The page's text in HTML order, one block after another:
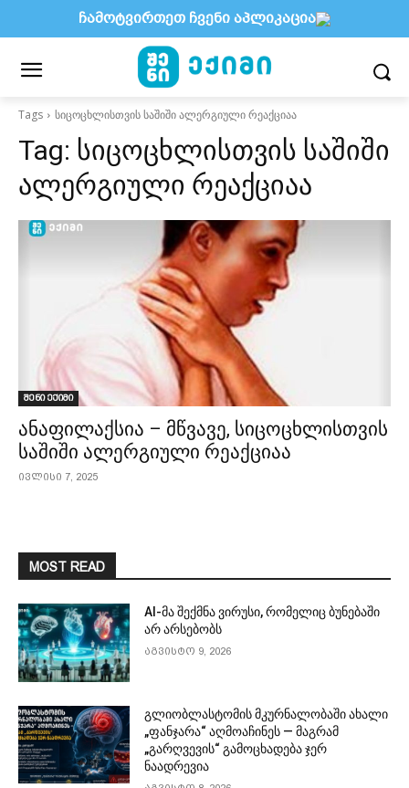
Tags სიცოცხლისთვის საშიში ალერგიული რეაქციაა
Tag: სიცოცხლისთვის საშიში
ალერგიული რეაქციაა
შენი ექიმი
ანაფილაქსია – მწვავე, სიცოცხლისთვის
საშიში ალერგიული რეაქციაა
ივლისი 7, 2025
MOST READ
AI-მა შექმნა ვირუსი, რომელიც ბუნებაში
არ არსებობს
აგვისტო 9, 2026
გლიობლასტომის მკურნალობაში ახალი
„ფანჯარა“ აღმოაჩინეს — მაგრამ
„გარღვევის“ გამოცხადება ჯერ
ნაადრევია
ჩამოტვირთეთ ჩვენი აპლიკაცია